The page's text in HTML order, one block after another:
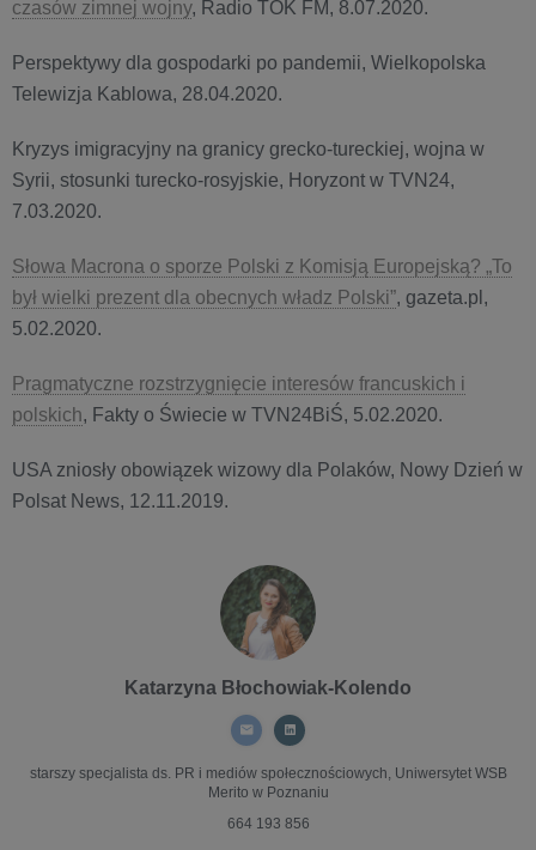
czasów zimnej wojny, Radio TOK FM, 8.07.2020.
Perspektywy dla gospodarki po pandemii, Wielkopolska
Telewizja Kablowa, 28.04.2020.
Kryzys imigracyjny na granicy grecko-tureckiej, wojna w
Syrii, stosunki turecko-rosyjskie, Horyzont w TVN24,
7.03.2020.
Słowa Macrona o sporze Polski z Komisją Europejską? „To
był wielki prezent dla obecnych władz Polski”, gazeta.pl,
5.02.2020.
Pragmatyczne rozstrzygnięcie interesów francuskich i
polskich, Fakty o Świecie w TVN24BiŚ, 5.02.2020.
USA zniosły obowiązek wizowy dla Polaków, Nowy Dzień w
Polsat News, 12.11.2019.
Katarzyna Błochowiak-Kolendo
starszy specjalista ds. PR i mediów społecznościowych, Uniwersytet WSB
Merito w Poznaniu
664 193 856